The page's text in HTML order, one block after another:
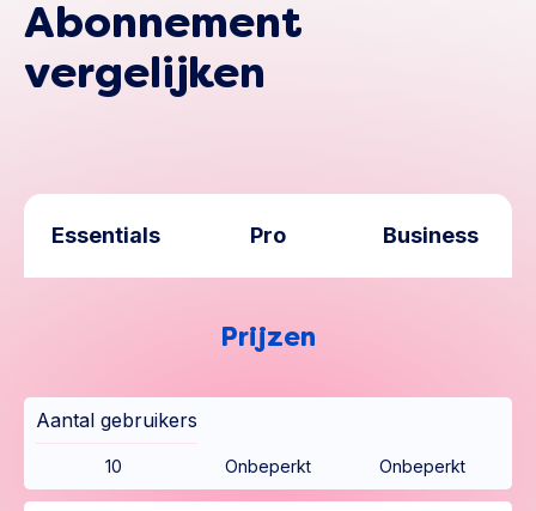
Abonnement
vergelijken
Essentials Pro Business
Prijzen
Aantal gebruikers
10 Onbeperkt Onbeperkt